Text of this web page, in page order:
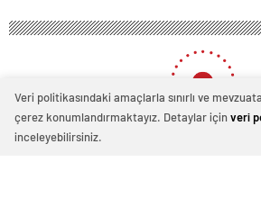
0 0
Veri politikasındaki amaçlarla sınırlı ve
çerez konumlandırmaktayız. Detaylar içinveri
inceleyebilirsiniz.